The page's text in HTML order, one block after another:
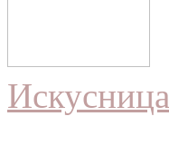
Искусница